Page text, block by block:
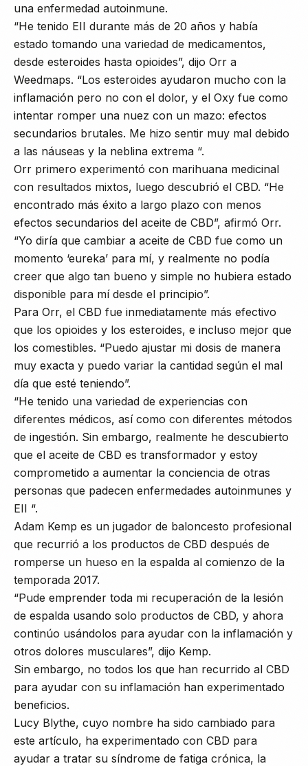
una enfermedad autoinmune.
“He tenido EII durante más de 20 años y había
estado tomando una variedad de medicamentos,
desde esteroides hasta opioides”, dijo Orr a
Weedmaps. “Los esteroides ayudaron mucho con la
inflamación pero no con el dolor, y el Oxy fue como
intentar romper una nuez con un mazo: efectos
secundarios brutales. Me hizo sentir muy mal debido
a las náuseas y la neblina extrema “.
Orr primero experimentó con marihuana medicinal
con resultados mixtos, luego descubrió el CBD. “He
encontrado más éxito a largo plazo con menos
efectos secundarios del aceite de CBD”, afirmó Orr.
“Yo diría que cambiar a aceite de CBD fue como un
momento ‘eureka’ para mí, y realmente no podía
creer que algo tan bueno y simple no hubiera estado
disponible para mí desde el principio”.
Para Orr, el CBD fue inmediatamente más efectivo
que los opioides y los esteroides, e incluso mejor que
los comestibles. “Puedo ajustar mi dosis de manera
muy exacta y puedo variar la cantidad según el mal
día que esté teniendo”.
“He tenido una variedad de experiencias con
diferentes médicos, así como con diferentes métodos
de ingestión. Sin embargo, realmente he descubierto
que el aceite de CBD es transformador y estoy
comprometido a aumentar la conciencia de otras
personas que padecen enfermedades autoinmunes y
EII “.
Adam Kemp es un jugador de baloncesto profesional
que recurrió a los productos de CBD después de
romperse un hueso en la espalda al comienzo de la
temporada 2017.
“Pude emprender toda mi recuperación de la lesión
de espalda usando solo productos de CBD, y ahora
continúo usándolos para ayudar con la inflamación y
otros dolores musculares”, dijo Kemp.
Sin embargo, no todos los que han recurrido al CBD
para ayudar con su inflamación han experimentado
beneficios.
Lucy Blythe, cuyo nombre ha sido cambiado para
este artículo, ha experimentado con CBD para
ayudar a tratar su síndrome de fatiga crónica, la